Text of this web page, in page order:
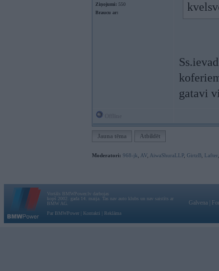
Ziņojumi: 550
Braucu ar:
gatavi
Jauna tēma Atbildēt
Moderatori: 968-jk AV AiwaShuraLLP, GirtzB Lafter
Vortāls BMWPower.lv darbojas
kopš 2002. gada 14. maija. Tas nav auto klubs un nav saistīts ar
BMW AG.
Par BMWPower
Kontakti Reklāma
Galvena